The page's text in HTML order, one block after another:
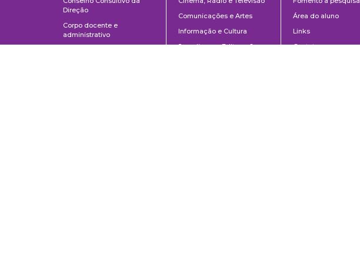
Direção
Corpo docente e
administrativo
Comunicações e Artes
Informação e Cultura
Jornalismo e Editoração
Área do aluno
Links
Contato